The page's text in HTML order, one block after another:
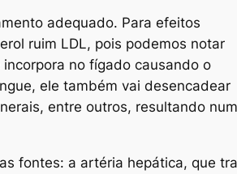
adequado. Para efeitos
ruim LDL, pois podemos notar
no fígado causando o
ele também vai desencadear
entre outros, resultando
fontes: a artéria hepática, que